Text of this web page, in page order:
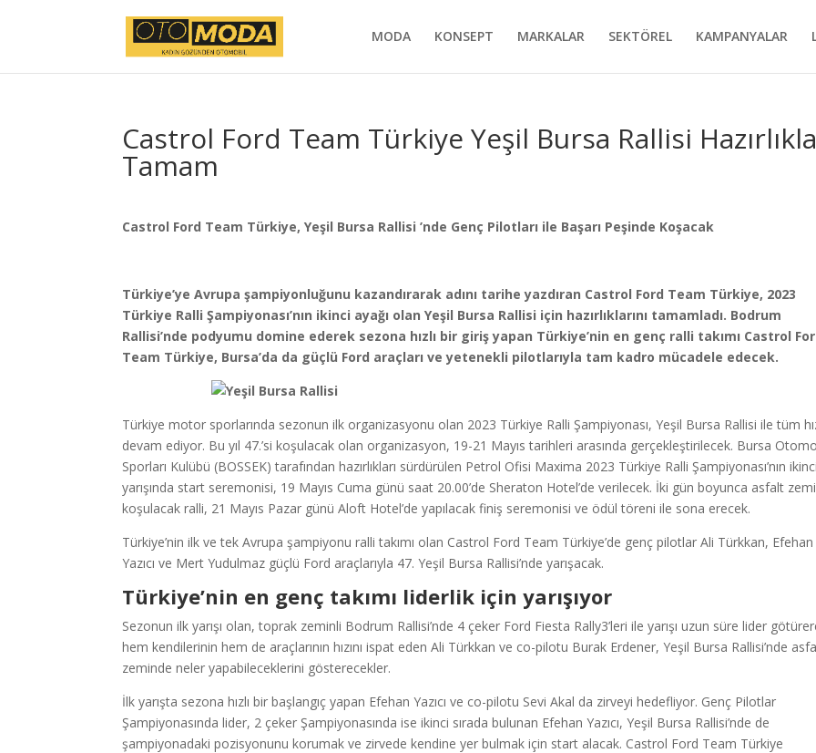
MODA KONSEPT MARKALAR SEKTÖREL KAMPANYALAR
Castrol Ford Team Türkiye Yeşil Bursa Rallisi
Tamam
Castrol Ford Team Türkiye, Yeşil Bursa Rallisi ’nde Genç Pilotları ile Başarı Peşinde Koşacak
Türkiye’ye Avrupa şampiyonluğunu kazandırarak adını tarihe yazdıran Castrol Ford Team Türkiye, 2023
Türkiye Ralli Şampiyonası’nın ikinci ayağı olan Yeşil Bursa Rallisi için hazırlıklarını tamamladı. Bodrum
Rallisi’nde podyumu domine ederek sezona hızlı bir giriş yapan Türkiye’nin en genç ralli takımı Castrol
Team Türkiye, Bursa’da da güçlü Ford araçları ve yetenekli pilotlarıyla tam kadro mücadele edecek.
Türkiye motor sporlarında sezonun ilk organizasyonu olan 2023 Türkiye Ralli Şampiyonası, Yeşil Bursa Rallisi ile tüm
devam ediyor. Bu yıl 47.’si koşulacak olan organizasyon, 19-21 Mayıs tarihleri arasında gerçekleştirilecek. Bursa
Sporları Kulübü (BOSSEK) tarafından hazırlıkları sürdürülen Petrol Ofisi Maxima 2023 Türkiye Ralli Şampiyonası’nın ikinci
yarışında start seremonisi, 19 Mayıs Cuma günü saat 20.00’de Sheraton Hotel’de verilecek. İki gün boyunca asfalt
koşulacak ralli, 21 Mayıs Pazar günü Aloft Hotel’de yapılacak finiş seremonisi ve ödül töreni ile sona erecek.
Türkiye’nin ilk ve tek Avrupa şampiyonu ralli takımı olan Castrol Ford Team Türkiye’de genç pilotlar Ali Türkkan, Efehan
Yazıcı ve Mert Yudulmaz güçlü Ford araçlarıyla 47. Yeşil Bursa Rallisi’nde yarışacak.
Türkiye’nin en genç takımı liderlik için yarışıyor
Sezonun ilk yarışı olan, toprak zeminli Bodrum Rallisi’nde 4 çeker Ford Fiesta Rally3’leri ile yarışı uzun süre lider
hem kendilerinin hem de araçlarının hızını ispat eden Ali Türkkan ve co-pilotu Burak Erdener, Yeşil Bursa Rallisi’nde
zeminde neler yapabileceklerini gösterecekler.
İlk yarışta sezona hızlı bir başlangıç yapan Efehan Yazıcı ve co-pilotu Sevi Akal da zirveyi hedefliyor. Genç Pilotlar
Şampiyonasında lider, 2 çeker Şampiyonasında ise ikinci sırada bulunan Efehan Yazıcı, Yeşil Bursa Rallisi’nde de
şampiyonadaki pozisyonunu korumak ve zirvede kendine yer bulmak için start alacak. Castrol Ford Team Türkiye